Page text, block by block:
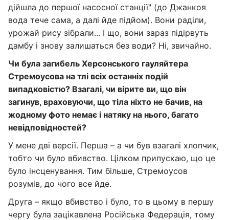
дійшла до першої насосної станції" (до Джанкоя
вода тече сама, а далі йде підйом). Вони раділи,
урожай рису зібрали... І що, вони зараз підірвуть
дамбу і знову залишаться без води? Ні, звичайно.
Чи була загибель Херсонського гауляйтера
Стремоусова на тлі всіх останніх подій
випадковістю? Взагалі, чи вірите ви, що він
загинув, враховуючи, що тіла ніхто не бачив, на
жодному фото немає і натяку на нього, багато
невідповідностей?
У мене дві версії. Перша – а чи був взагалі хлопчик,
тобто чи було вбивство. Цілком припускаю, що це
було інсценування. Тим більше, Стремоусов
розумів, до чого все йде.
Друга – якщо вбивство і було, то в цьому в першу
чергу була зацікавлена Російська Федерація, тому